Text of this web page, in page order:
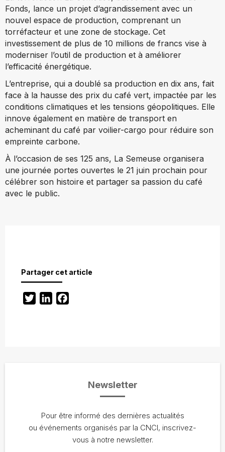
Fonds, lance un projet d’agrandissement avec un
nouvel espace de production, comprenant un
torréfacteur et une zone de stockage. Cet
investissement de plus de 10 millions de francs vise à
moderniser l’outil de production et à améliorer
l’efficacité énergétique.
L’entreprise, qui a doublé sa production en dix ans, fait
face à la hausse des prix du café vert, impactée par les
conditions climatiques et les tensions géopolitiques. Elle
innove également en matière de transport en
acheminant du café par voilier-cargo pour réduire son
empreinte carbone.
À l’occasion de ses 125 ans, La Semeuse organisera
une journée portes ouvertes le 21 juin prochain pour
célébrer son histoire et partager sa passion du café
avec le public.
Partager cet article
TwitterLinkedIn
Newsletter
Pour être informé des dernières actualités
ou événements organisés par la CNCI, inscrivez-
vous à notre newsletter.